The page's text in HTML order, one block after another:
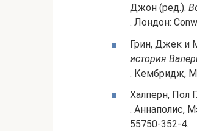
Джон (ред.).
. Лондон:
Грин, Джек и
история
. Кембридж,
Халперн, Пол
. Аннаполис,
55750-352-4.